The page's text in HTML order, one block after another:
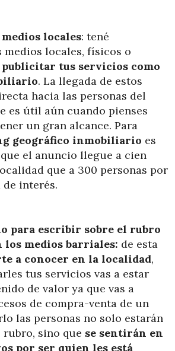
locales: tené
locales, físicos o
publicitar tus servicios como
. La llegada de estos
hacia las personas del
es útil aún cuando pienses
un gran alcance. Para
geográfico inmobiliario es
el anuncio llegue a cien
que a 300 personas por
interés.
para escribir sobre el rubro
medios barriales: de esta
a conocer en la localidad,
tus servicios vas a estar
de valor ya que vas a
de compra-venta de un
las personas no solo estarán
sino que se sentirán en
por ser quien les está